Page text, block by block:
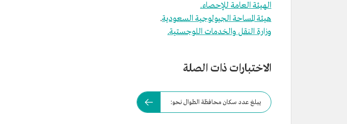
الهيئة العامة للإحصاء.
هيئة المساحة الجيولوجية السعودية.
وزارة النقل والخدمات اللوجستية.
الاختبارات ذات الصلة
يبلغ عدد سكان محافظة الطوال نحو: